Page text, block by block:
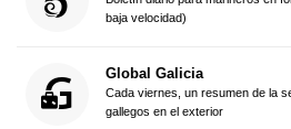
baja velocidad)
Global Galicia
Cada viernes, un resumen de la
gallegos en el exterior